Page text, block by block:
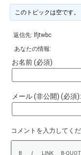
このトピックは空です。
返信先: lfjtwbc
あなたの情報:
お名前 (必須)
メール (非公開) (必須):